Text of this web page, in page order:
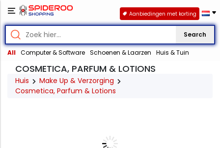
Search
All Computer & Software Schoenen & Laarzen Huis & Tuin
Aanbiedingen met korting
COSMETICA, PARFUM & LOTIONS
Huis
Make Up & Verzorging
Cosmetica, Parfum & Lotions